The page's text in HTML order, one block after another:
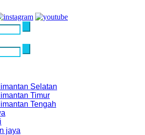
Selatan
Timur
Tengah
jaya